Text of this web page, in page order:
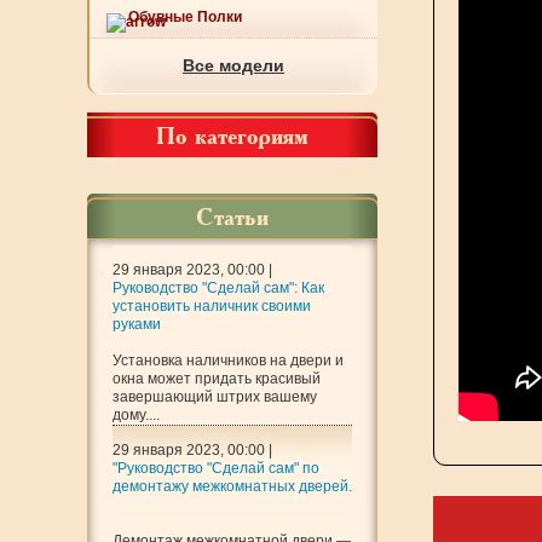
Обувные Полки
Все модели
По категориям
Статьи
29 января 2023, 00:00 |
Руководство "Сделай сам": Как
установить наличник своими
руками
Установка наличников на двери и
окна может придать красивый
завершающий штрих вашему
дому....
29 января 2023, 00:00 |
"Руководство "Сделай сам" по
демонтажу межкомнатных дверей.